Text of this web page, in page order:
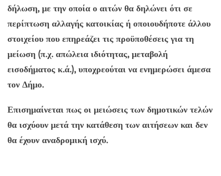
δήλωση, με την οποία ο αιτών θα δηλώνει ότι σε
περίπτωση αλλαγής κατοικίας ή οποιουδήποτε άλλου
στοιχείου που επηρεάζει τις προϋποθέσεις για τη
μείωση (π.χ. απώλεια ιδιότητας, μεταβολή
εισοδήματος κ.ά.), υποχρεούται να ενημερώσει άμεσα
τον Δήμο.
Επισημαίνεται πως οι μειώσεις των δημοτικών τελών
θα ισχύουν μετά την κατάθεση των αιτήσεων και δεν
θα έχουν αναδρομική ισχύ.